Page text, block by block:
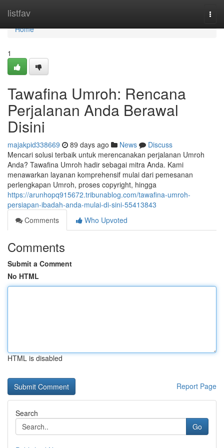
listfav
Home
Home
1
Tawafina Umroh: Rencana
Perjalanan Anda Berawal
Disini
majakpid338669 89 days ago News
Discuss
Mencari solusi terbaik untuk merencanakan perjalanan Umroh
Anda? Tawafina Umroh hadir sebagai mitra Anda. Kami
menawarkan layanan komprehensif mulai dari pemesanan
perlengkapan Umroh, proses copyright, hingga
https://arunhopq915672.tribunablog.com/tawafina-umroh-
persiapan-ibadah-anda-mulai-di-sini-55413843
Comments
Who Upvoted
Comments
Submit a Comment
No HTML
HTML is disabled
Report Page
Search
Go